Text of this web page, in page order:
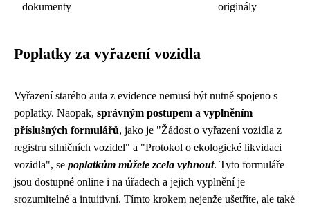
dokumenty
originály
Poplatky za vyřazení vozidla
Vyřazení starého auta z evidence nemusí být nutně spojeno s
poplatky. Naopak, správným postupem a vyplněním
příslušných formulářů, jako je "Žádost o vyřazení vozidla z
registru silničních vozidel" a "Protokol o ekologické likvidaci
vozidla", se poplatkům můžete zcela vyhnout. Tyto formuláře
jsou dostupné online i na úřadech a jejich vyplnění je
srozumitelné a intuitivní. Tímto krokem nejenže ušetříte, ale také